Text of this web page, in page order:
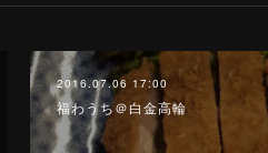
2016.07.06 17:00
福わうち＠白金高輪